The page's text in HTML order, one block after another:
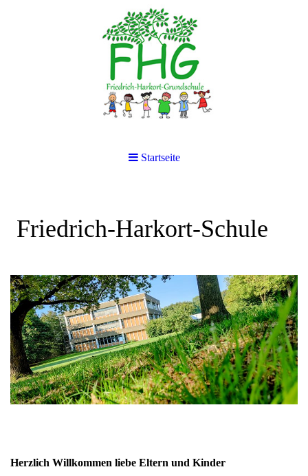
Startseite
Friedrich-Harkort-Schule
Herzlich Willkommen liebe Eltern und Kinder